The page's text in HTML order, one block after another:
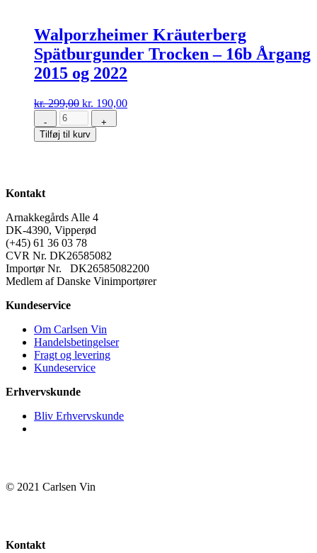
Walporzheimer Kräuterberg
Spätburgunder Trocken – 16b Årgang
2015 og 2022
kr.299,00 Den
oprindelige
pris
var:
kr. 190,00Den
-
Walporzheimer
Kräuterberg
16b
Årgang
2015
og
2022
antal
+
Tilføj til kurv
Kontakt
Arnakkegårds Alle 4
DK-4390, Vipperød
(+45) 61 36 03 78
CVR Nr. DK26585082
Importør Nr. DK26585082200
Medlem af Danske Vinimportører
Kundeservice
Om Carlsen Vin
Handelsbetingelser
Fragt og levering
Kundeservice
Erhvervskunde
Bliv Erhvervskunde
© 2021 Carlsen Vin
Kontakt